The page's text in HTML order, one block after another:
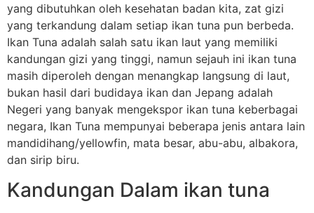
yang dibutuhkan oleh kesehatan badan kita, zat gizi
yang terkandung dalam setiap ikan tuna pun berbeda.
Ikan Tuna adalah salah satu ikan laut yang memiliki
kandungan gizi yang tinggi, namun sejauh ini ikan tuna
masih diperoleh dengan menangkap langsung di laut,
bukan hasil dari budidaya ikan dan Jepang adalah
Negeri yang banyak mengekspor ikan tuna keberbagai
negara, Ikan Tuna mempunyai beberapa jenis antara lain
mandidihang/yellowfin, mata besar, abu-abu, albakora,
dan sirip biru.
Kandungan Dalam ikan tuna